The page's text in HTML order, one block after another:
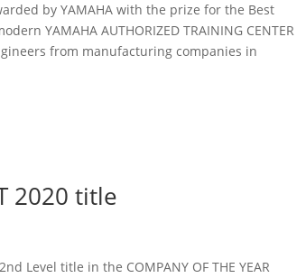
by YAMAHA with the prize for the Best
YAMAHA AUTHORIZED TRAINING CENTER
from manufacturing companies in
2020 title
Level title in the COMPANY OF THE YEAR